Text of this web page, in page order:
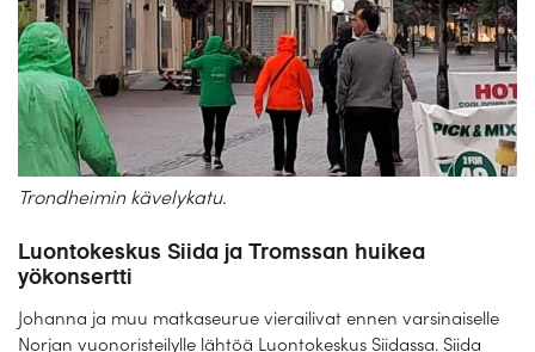
Trondheimin kävelykatu.
Luontokeskus Siida ja Tromssan huikea
yökonsertti
Johanna ja muu matkaseurue vierailivat ennen varsinaiselle
Norjan vuonoristeilylle lähtöä Luontokeskus Siidassa. Siida